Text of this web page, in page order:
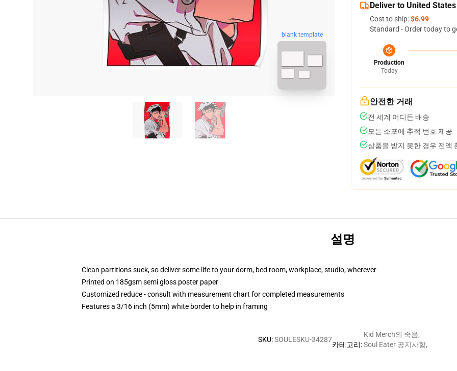
blank template
Deliver to United States
Cost to ship:$6.99
Standard - Order today to
Production
Today
안전한 거래
전 세계 어디든 배송
모든 소포에 추적 번호 제공
상품을 받지 못한 경우 전액
설명
Clean partitions suck, so deliver some life to your dorm, bed room, workplace, studio, wherever
Printed on 185gsm semi gloss poster paper
Customized reduce - consult with measurement chart for completed measurements
Features a 3/16 inch (5mm) white border to help in framing
SKU:SOULESKU-34287
카테고리:
Kid Merch의 죽음,
Soul Eater 공지사항,